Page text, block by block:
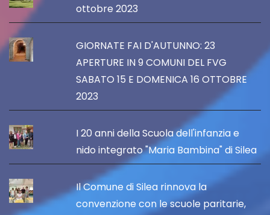
ottobre 2023
GIORNATE FAI D'AUTUNNO: 23
APERTURE IN 9 COMUNI DEL FVG
SABATO 15 E DOMENICA 16 OTTOBRE
2023
I 20 anni della Scuola dell'infanzia e
nido integrato "Maria Bambina" di Silea
Il Comune di Silea rinnova la
convenzione con le scuole paritarie,